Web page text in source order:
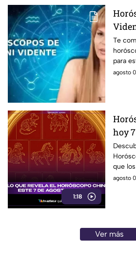
son
para
Te
para
de
agosto
1:18
hoy
cada
que
agosto
Ver más